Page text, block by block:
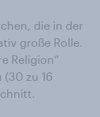
die in der
große Rolle.
Religion“
zu 16